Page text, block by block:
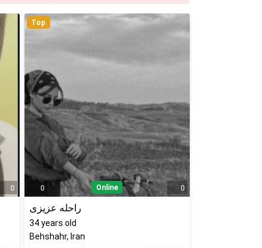
0
Top
0 Online 0
راحله عزیزی
34 years old
Behshahr, Iran